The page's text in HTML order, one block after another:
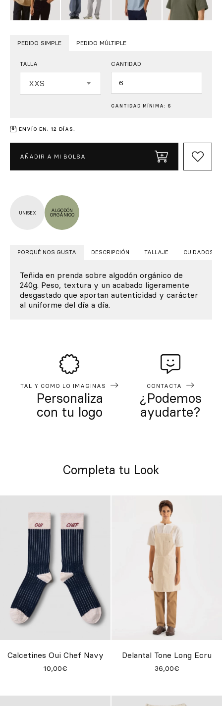
PEDIDO SIMPLE PEDIDO MÚLTIPLE
TALLA
XXS
CANTIDAD
CANTIDAD MÍNIMA: 6
ENVÍO EN: 12 DÍAS.
AÑADIR A MI BOLSA
UNISEX
ALGODÓN
ORGÁNICO
PORQUÉ NOS GUSTA DESCRIPCIÓN TALLAJE CUIDADOS
Teñida en prenda sobre algodón orgánico de
240g. Peso, textura y un acabado ligeramente
desgastado que aportan autenticidad y carácter
al uniforme del día a día.
TAL Y COMO LO IMAGINAS
Personaliza
con tu logo
CONTACTA
¿Podemos
ayudarte?
Completa tu Look
Calcetines Oui Chef Navy
10,00€
Delantal Tone Long Ecru
36,00€